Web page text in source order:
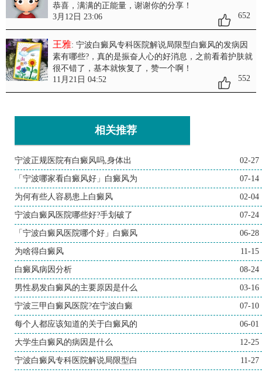
恭喜，满满的正能量，谢谢你的分享！
3月12日 23:06
652
王雅: 宁波白癜风专科医院解说局限型白癜风的发病因
素有哪些? ，真的是振奋人心的好消息，之前看着护肤就
很不错了，基本就恢复了，赞一个啊！
11月21日 04:52
552
相关推荐
宁波正规医院有白癜风吗,身体出 02-27
「宁波哪家看白癜风好」白癜风为 07-14
为何有些人容易患上白癜风 02-04
宁波白癜风医院哪些好?手划破了 07-24
「宁波白癜风医院哪个好」白癜风 06-28
为啥得白癜风 11-15
白癜风病因分析 08-24
男性易发白癜风的主要原因是什么 03-16
宁波三甲白癜风医院?在宁波白癜 07-10
每个人都应该知道的关于白癜风的 06-01
大学生白癜风的病因是什么 12-25
宁波白癜风专科医院解说局限型白 11-27